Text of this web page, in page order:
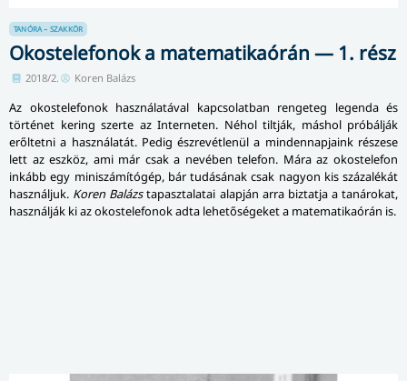
TANÓRA – SZAKKÖR
Okostelefonok a matematikaórán — 1. rész
2018/2. Koren Balázs
Az okostelefonok használatával kapcsolatban rengeteg legenda és
történet kering szerte az Interneten. Néhol tiltják, máshol próbálják
erőltetni a használatát. Pedig észrevétlenül a mindennapjaink részese
lett az eszköz, ami már csak a nevében telefon. Mára az okostelefon
inkább egy miniszámítógép, bár tudásának csak nagyon kis százalékát
használjuk. Koren Balázstapasztalatai alapján arra biztatja a tanárokat,
használják ki az okostelefonok adta lehetőségeket a matematikaórán is.